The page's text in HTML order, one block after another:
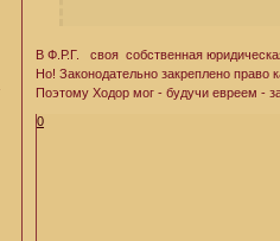
В Ф.Р.Г. своя собственная
Но! Законодательно закреплено
Поэтому Ходор мог - будучи евреем -
0